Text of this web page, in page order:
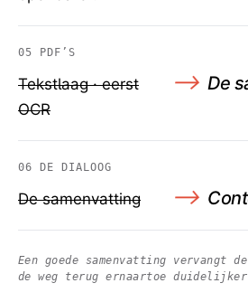
05 PDF’S
Tekstlaag · eerst
OCR
⟶ De
06 DE DIALOOG
De samenvatting ⟶
Een goede samenvatting vervangt
de weg terug ernaartoe